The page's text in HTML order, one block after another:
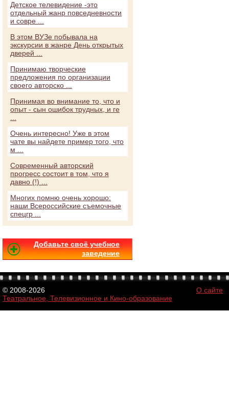
Детское телевидение -это
отдельный жанр повседневности
и совре ...
В этом ВУЗе побывала на
экскурсии в жанре День открытых
дверей ...
Принимаю творческие
предложения по организации
своего авторско ...
Принимая во внимание то, что и
опыт - сын ошибок трудных, и ге
Очень интересно! Уже в этом
чате вы найдете пример того, что
м ...
Современный авторский
прогресс состоит в том, что я
давно (!) ...
Многих помню очень хорошо:
наши Всероссийские съемочные
спецгр ...
Добавьте своё учебное
заведение
© 2008-2026
Театральное, Телевизионное и Кино-образование
О сайте